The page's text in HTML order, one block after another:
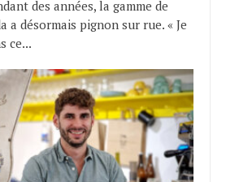
des années, la gamme de
a désormais pignon sur rue. « Je
ce...